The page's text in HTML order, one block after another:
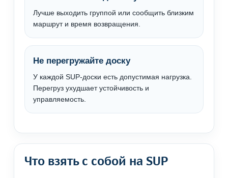
Лучше выходить группой или сообщить близким
маршрут и время возвращения.
Не перегружайте доску
У каждой SUP-доски есть допустимая нагрузка.
Перегруз ухудшает устойчивость и
управляемость.
Что взять с собой на SUP